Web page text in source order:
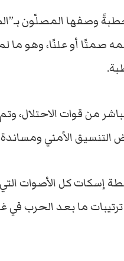
وصفها المصلّون
صمتًا أو علنًا، وهو ما
من قوات الاحتلال، وتم
التنسيق الأمني
إسكات كل الأصوات
ما بعد الحرب في